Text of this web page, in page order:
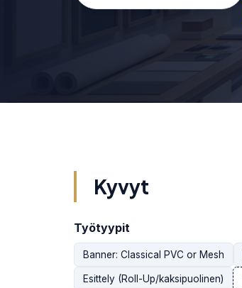
Kyvyt
Työtyypit
Banner: Classical PVC or Mesh
Esittely (Roll-Up/kaksipuolinen)